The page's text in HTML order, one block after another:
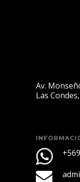
Av.
Las